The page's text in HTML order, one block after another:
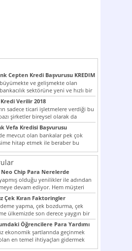
Cepten Kredi Başvurusu KREDIM
ve gelişmekte olan
sektörüne yeni ve hızlı bir
olan...
Verilir 2018
sadece ticari işletmelere verdiği bu
şirketler bireysel olarak da
Senetle kredi...
Vefa Kredisi Başvurusu
mevcut olan bankalar pek çok
hitap etmek ile beraber bu
Chip Para Nerelerde
olduğu yenilikler ile adından
devam ediyor. Hem müşteri
arttırmak hem...
Çek Kıran Faktoringler
yapma, çek bozdurma, çek
ülkemizde son derece yaygın bir
Öğrencilere Para Yardımı
ekonomik şartlarında geçinmek
en temel ihtiyaçları gidermek
zor olmak...